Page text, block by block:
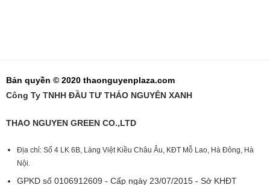
Bản quyền © 2020 thaonguyenplaza.com
Công Ty TNHH ĐẦU TƯ THẢO NGUYÊN XANH
THAO NGUYEN GREEN CO.,LTD
Địa chỉ: Số 4 LK 6B, Làng Việt Kiều Châu Âu, KĐT Mỗ Lao, Hà Đông, Hà
Nội.
GPKD số 0106912609 - Cấp ngày 23/07/2015 - Sở KHĐT